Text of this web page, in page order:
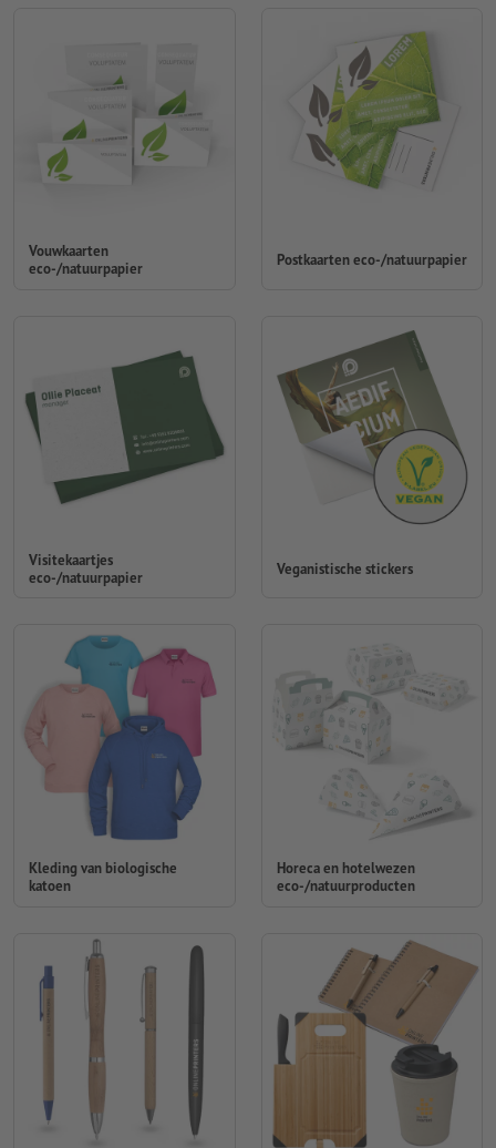
Vouwkaarten
eco-/natuurpapier
Postkaarten eco-/natuurpapier
Visitekaartjes
eco-/natuurpapier
Veganistische stickers
Kleding van biologische
katoen
Horeca en hotelwezen
eco-/natuurproducten